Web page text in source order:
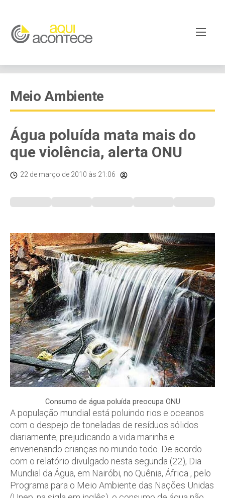
Meio Ambiente
Água poluída mata mais do
que violência, alerta ONU
22 de março de 2010 às 21:06
Consumo de água poluída preocupa ONU
A população mundial está poluindo rios e oceanos
com o despejo de toneladas de resíduos sólidos
diariamente, prejudicando a vida marinha e
envenenando crianças no mundo todo. De acordo
com o relatório divulgado nesta segunda (22), Dia
Mundial da Água, em Nairóbi, no Quênia, África , pelo
Programa para o Meio Ambiente das Nações Unidas